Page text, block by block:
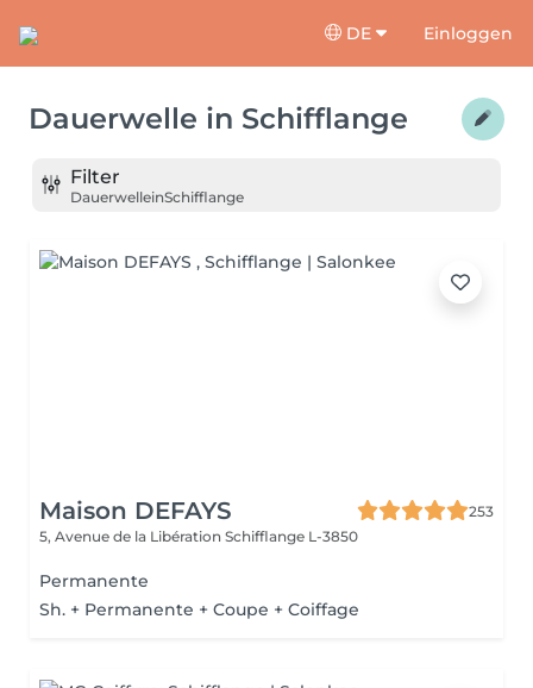
DE Einloggen
Dauerwelle in Schifflange
Filter
DauerwelleinSchifflange
Maison DEFAYS
253
5, Avenue de la Libération Schifflange L-3850
Permanente
Sh. + Permanente + Coupe + Coiffage